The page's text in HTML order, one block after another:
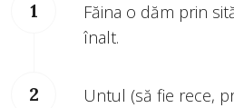
Făina o dăm prin
înalt.
Untul (să fie rece,